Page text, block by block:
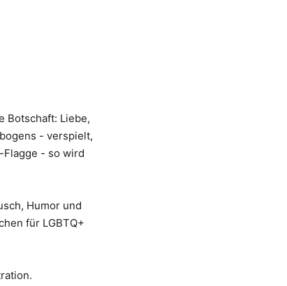
Botschaft: Liebe,
- verspielt,
Flagge - so wird
Humor und
für LGBTQ+